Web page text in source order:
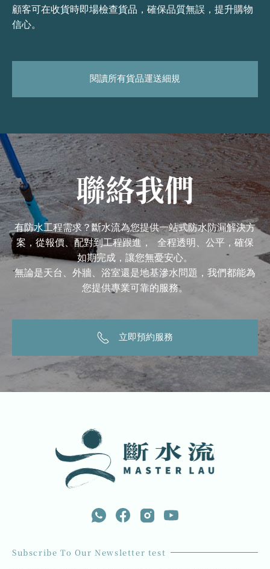
顧客可在收貨時即場檢查貨品，確保品質無誤，提升購物
信心。
閱讀所有貨品運送細規
聯絡我們
有防水工程需求？斷水流為您提供一站式防水防漏解決方
案，從報價、配對到工程跟進， 全程透明、公平，確保
如期完成，讓您無憂安心。
無論是天台、外牆、浴室還是地基滲水問題，我們都能為
您提供專業可靠的服務。
立即預約服務
Subscribe To Our Newsletter test